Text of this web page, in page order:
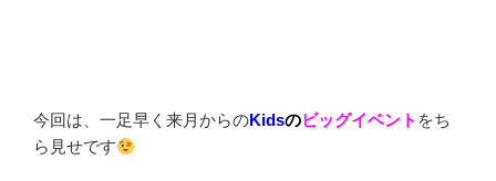
今回は、一足早く来月からのKidsのビッグイベント をち
ら見せです